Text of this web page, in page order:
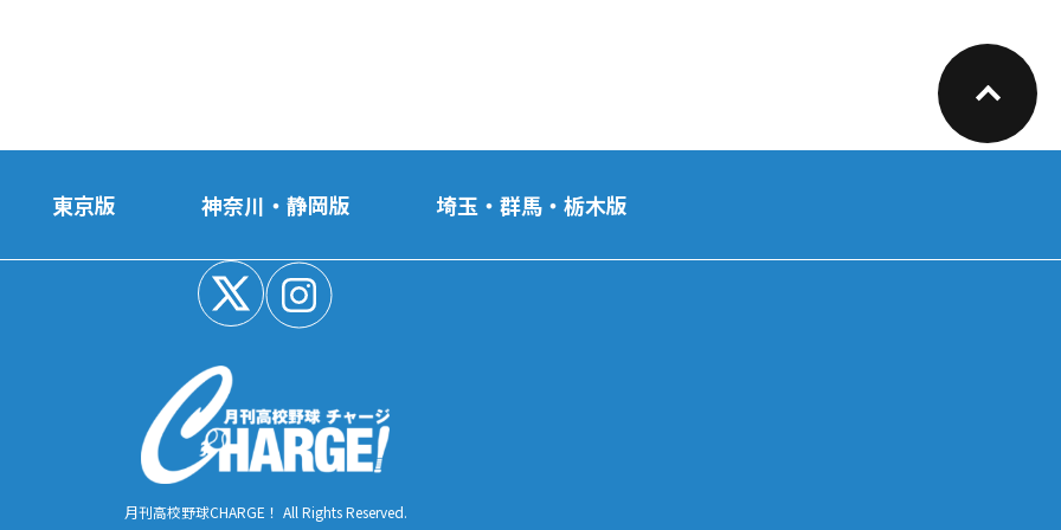
東京版 神奈川・静岡版 埼玉・群馬・栃木版
月刊高校野球CHARGE！ All Rights Reserved.